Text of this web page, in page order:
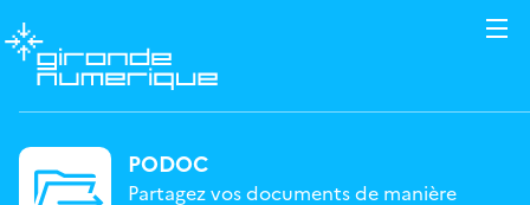
PODOC
Partagez vos documents de manière